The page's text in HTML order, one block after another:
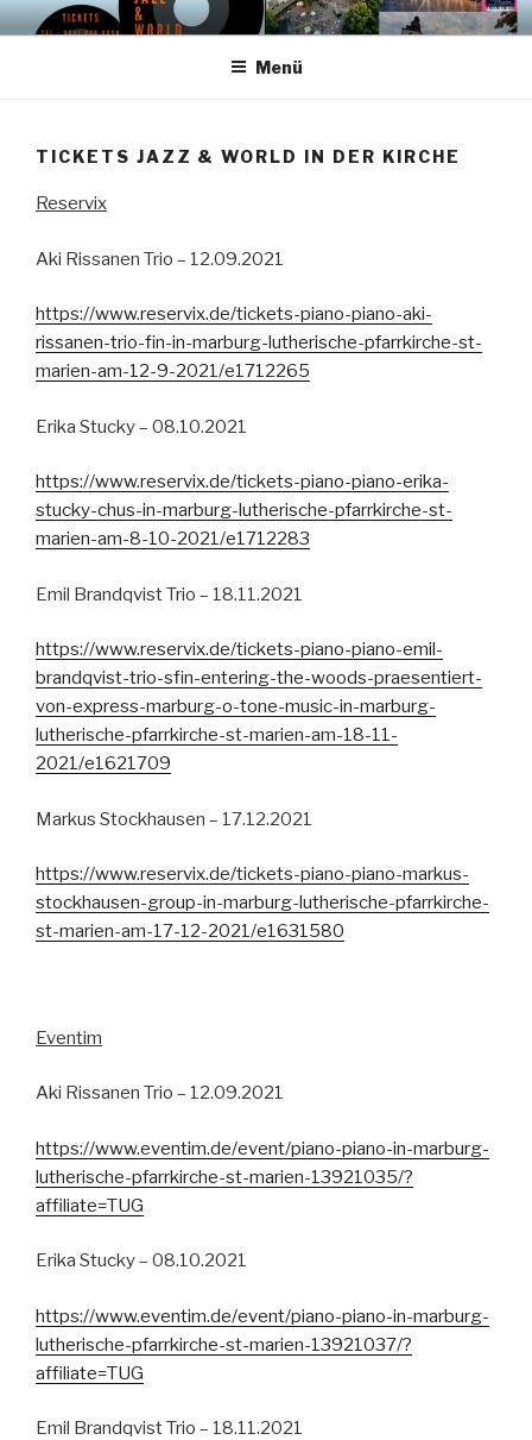
Zum
InhaltPIANO PIANO FESTIVAL –
COMING SOON –
Künstlerische Leitung – uwe hager – mail: info@o-tonemusic.de
Menü
TICKETS JAZZ & WORLD IN DER KIRCHE
Reservix
Aki Rissanen Trio – 12.09.2021
https://www.reservix.de/tickets-piano-piano-aki-
rissanen-trio-fin-in-marburg-lutherische-pfarrkirche-st-
marien-am-12-9-2021/e1712265
Erika Stucky – 08.10.2021
https://www.reservix.de/tickets-piano-piano-erika-
stucky-chus-in-marburg-lutherische-pfarrkirche-st-
marien-am-8-10-2021/e1712283
Emil Brandqvist Trio – 18.11.2021
https://www.reservix.de/tickets-piano-piano-emil-
brandqvist-trio-sfin-entering-the-woods-praesentiert-
von-express-marburg-o-tone-music-in-marburg-
lutherische-pfarrkirche-st-marien-am-18-11-
2021/e1621709
Markus Stockhausen – 17.12.2021
https://www.reservix.de/tickets-piano-piano-markus-
stockhausen-group-in-marburg-lutherische-pfarrkirche-
st-marien-am-17-12-2021/e1631580
Eventim
Aki Rissanen Trio – 12.09.2021
https://www.eventim.de/event/piano-piano-in-marburg-
lutherische-pfarrkirche-st-marien-13921035/?
affiliate=TUG
Erika Stucky – 08.10.2021
https://www.eventim.de/event/piano-piano-in-marburg-
lutherische-pfarrkirche-st-marien-13921037/?
affiliate=TUG
Emil Brandqvist Trio – 18.11.2021